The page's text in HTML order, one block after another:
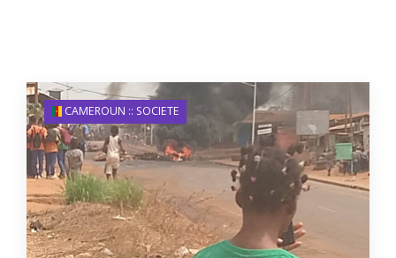
CAMEROUN :: SOCIETE